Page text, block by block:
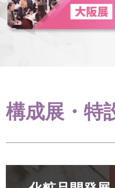
構成展・特